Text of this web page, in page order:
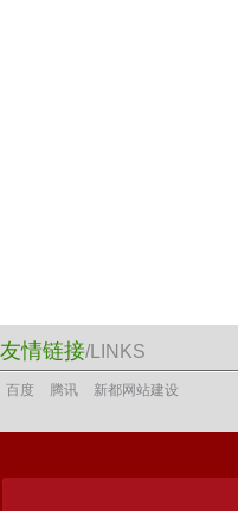
友情链接/LINKS
百度 腾讯 新都网站建设